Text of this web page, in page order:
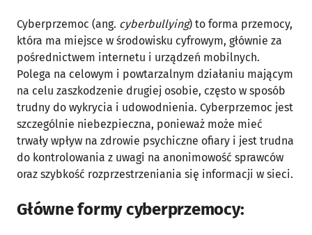
Cyberprzemoc (ang. cyberbullying) to forma przemocy,
która ma miejsce w środowisku cyfrowym, głównie za
pośrednictwem internetu i urządzeń mobilnych.
Polega na celowym i powtarzalnym działaniu mającym
na celu zaszkodzenie drugiej osobie, często w sposób
trudny do wykrycia i udowodnienia. Cyberprzemoc jest
szczególnie niebezpieczna, ponieważ może mieć
trwały wpływ na zdrowie psychiczne ofiary i jest trudna
do kontrolowania z uwagi na anonimowość sprawców
oraz szybkość rozprzestrzeniania się informacji w sieci.
Główne formy cyberprzemocy: